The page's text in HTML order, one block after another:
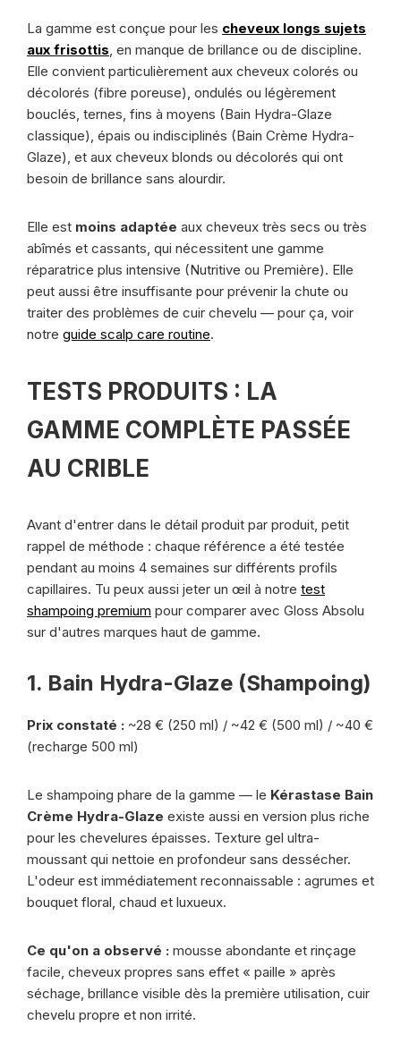
La gamme est conçue pour les cheveux longs sujets
aux frisottis, en manque de brillance ou de discipline.
Elle convient particulièrement aux cheveux colorés ou
décolorés (fibre poreuse), ondulés ou légèrement
bouclés, ternes, fins à moyens (Bain Hydra-Glaze
classique), épais ou indisciplinés (Bain Crème Hydra-
Glaze), et aux cheveux blonds ou décolorés qui ont
besoin de brillance sans alourdir.
Elle est moins adaptée aux cheveux très secs ou très
abîmés et cassants, qui nécessitent une gamme
réparatrice plus intensive (Nutritive ou Première). Elle
peut aussi être insuffisante pour prévenir la chute ou
traiter des problèmes de cuir chevelu — pour ça, voir
notre guide scalp care routine.
TESTS PRODUITS : LA
GAMME COMPLÈTE PASSÉE
AU CRIBLE
Avant d'entrer dans le détail produit par produit, petit
rappel de méthode : chaque référence a été testée
pendant au moins 4 semaines sur différents profils
capillaires. Tu peux aussi jeter un œil à notre test
shampoing premium pour comparer avec Gloss Absolu
sur d'autres marques haut de gamme.
1. Bain Hydra-Glaze (Shampoing)
Prix constaté : ~28 € (250 ml) / ~42 € (500 ml) / ~40 €
(recharge 500 ml)
Le shampoing phare de la gamme — le Kérastase Bain
Crème Hydra-Glaze existe aussi en version plus riche
pour les chevelures épaisses. Texture gel ultra-
moussant qui nettoie en profondeur sans dessécher.
L'odeur est immédiatement reconnaissable : agrumes et
bouquet floral, chaud et luxueux.
Ce qu'on a observé : mousse abondante et rinçage
facile, cheveux propres sans effet « paille » après
séchage, brillance visible dès la première utilisation, cuir
chevelu propre et non irrité.